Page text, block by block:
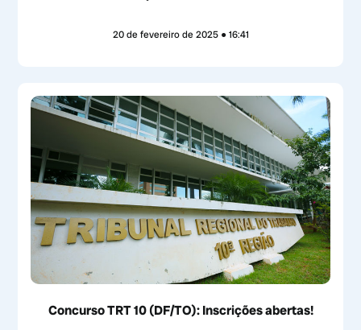
20 de fevereiro de 2025 16:41
Concurso TRT 10 (DF/TO): Inscrições abertas!